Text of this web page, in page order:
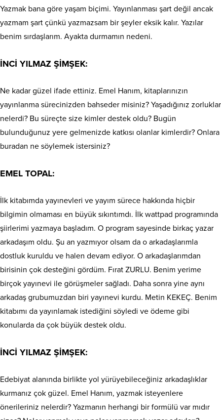
Yazmak bana göre yaşam biçimi. Yayınlanması şart değil ancak
yazmam şart çünkü yazmazsam bir şeyler eksik kalır. Yazılar
benim sırdaşlarım. Ayakta durmamın nedeni.
İNCİ YILMAZ ŞİMŞEK:
Ne kadar güzel ifade ettiniz. Emel Hanım, kitaplarınızın
yayınlanma sürecinizden bahseder misiniz? Yaşadığınız zorluklar
nelerdi? Bu süreçte size kimler destek oldu? Bugün
bulunduğunuz yere gelmenizde katkısı olanlar kimlerdir? Onlara
buradan ne söylemek istersiniz?
EMEL TOPAL:
İlk kitabımda yayınevleri ve yayım sürece hakkında hiçbir
bilgimin olmaması en büyük sıkıntımdı. İlk wattpad programında
şiirlerimi yazmaya başladım. O program sayesinde birkaç yazar
arkadaşım oldu. Şu an yazmıyor olsam da o arkadaşlarımla
dostluk kuruldu ve halen devam ediyor. O arkadaşlarımdan
birisinin çok desteğini gördüm. Fırat ZURLU. Benim yerime
birçok yayınevi ile görüşmeler sağladı. Daha sonra yine aynı
arkadaş grubumuzdan biri yayınevi kurdu. Metin KEKEÇ. Benim
kitabımı da yayınlamak istediğini söyledi ve ödeme gibi
konularda da çok büyük destek oldu.
İNCİ YILMAZ ŞİMŞEK:
Edebiyat alanında birlikte yol yürüyebileceğiniz arkadaşlıklar
kurmanız çok güzel. Emel Hanım, yazmak isteyenlere
önerileriniz nelerdir? Yazmanın herhangi bir formülü var mıdır